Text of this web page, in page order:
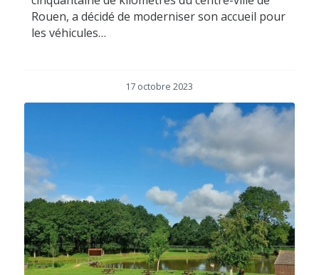
Rouen, a décidé de moderniser son accueil pour
les véhicules…
17 octobre 2023